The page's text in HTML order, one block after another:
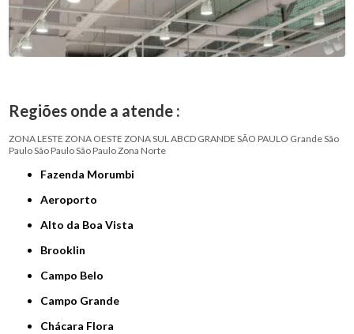
Regiões onde a atende :
ZONA LESTE ZONA OESTE ZONA SULABCD GRANDE SÃO PAULO Grande São
PauloSão PauloSão PauloZona Norte
Fazenda Morumbi
Aeroporto
Alto da Boa Vista
Brooklin
Campo Belo
Campo Grande
Chácara Flora